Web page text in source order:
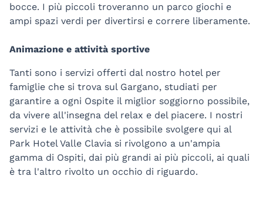
bocce. I più piccoli troveranno un parco giochi e
ampi spazi verdi per divertirsi e correre liberamente.
Animazione e attività sportive
Tanti sono i servizi offerti dal nostro hotel per
famiglie che si trova sul Gargano, studiati per
garantire a ogni Ospite il miglior soggiorno possibile,
da vivere all'insegna del relax e del piacere. I nostri
servizi e le attività che è possibile svolgere qui al
Park Hotel Valle Clavia si rivolgono a un'ampia
gamma di Ospiti, dai più grandi ai più piccoli, ai quali
è tra l'altro rivolto un occhio di riguardo.